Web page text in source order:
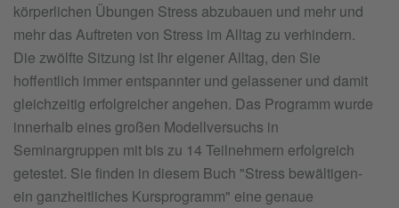
körperlichen Übungen Stress abzubauen und mehr und
mehr das Auftreten von Stress im Alltag zu verhindern.
Die zwölfte Sitzung ist Ihr eigener Alltag, den Sie
hoffentlich immer entspannter und gelassener und damit
gleichzeitig erfolgreicher angehen. Das Programm wurde
innerhalb eines großen Modellversuchs in
Seminargruppen mit bis zu 14 Teilnehmern erfolgreich
getestet. Sie finden in diesem Buch "Stress bewältigen-
ein ganzheitliches Kursprogramm" eine genaue